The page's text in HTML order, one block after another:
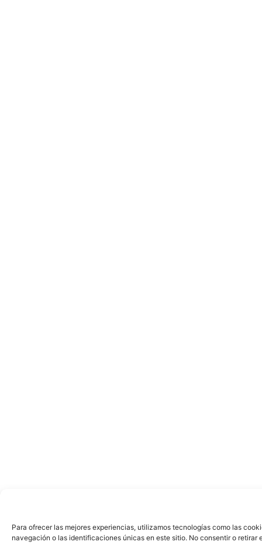
Para ofrecer las mejores experiencias, utilizamos tecnologías como las
navegación o las identificaciones únicas en este sitio. No consentir o